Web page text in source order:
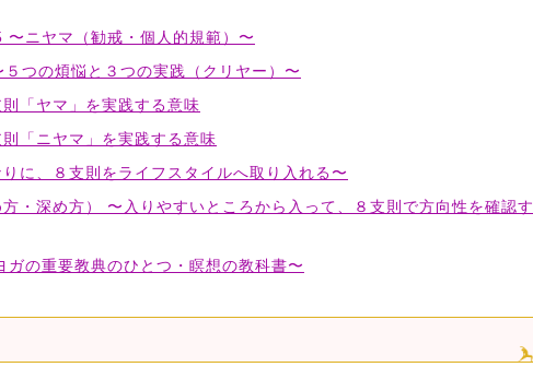
ニヤマ（勧戒・個人的規範）〜
つの煩悩と３つの実践（クリヤー）〜
「ヤマ」を実践する意味
「ニヤマ」を実践する意味
に、８支則をライフスタイルへ取り入れる〜
・深め方） 〜入りやすいところから入って、８支則で方向性を確認す
ガの重要教典のひとつ・瞑想の教科書〜